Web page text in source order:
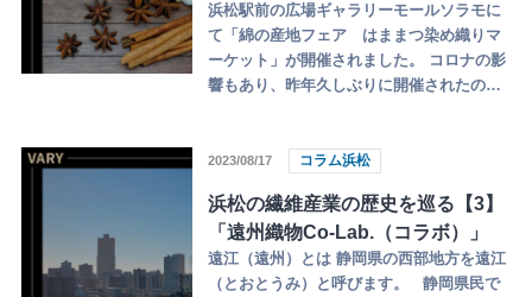
浜松駅前の広場ギャラリーモールソラモに
て「綿の産地フェア はままつ染め織りマ
ーケット」が開催されました。 コロナの影
響もあり、昨年久しぶりに開催されたの…
2023/08/17 コラム浜松
浜松の繊維産業の歴史を巡る【3】
「遠州織物Co-Lab.（コラボ）」
遠江（遠州）とは 静岡県の西部地方を遠江
（とおとうみ）と呼びます。 静岡県民で